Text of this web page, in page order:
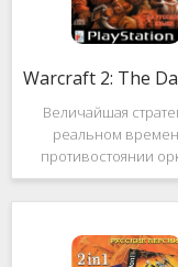
Величайшая
реальном
противостоянии
людей. Warcraft 2:
Saga
классическую
которой идёт битва